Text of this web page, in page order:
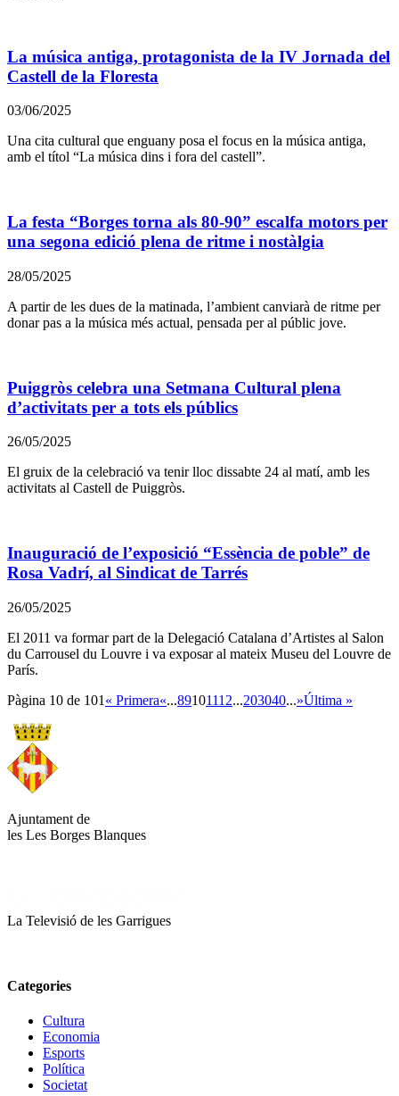
La música antiga, protagonista de la IV Jornada del
Castell de la Floresta
03/06/2025
Una cita cultural que enguany posa el focus en la música antiga,
amb el títol “La música dins i fora del castell”.
La festa “Borges torna als 80-90” escalfa motors per
una segona edició plena de ritme i nostàlgia
28/05/2025
A partir de les dues de la matinada, l’ambient canviarà de ritme per
donar pas a la música més actual, pensada per al públic jove.
Puiggròs celebra una Setmana Cultural plena
d’activitats per a tots els públics
26/05/2025
El gruix de la celebració va tenir lloc dissabte 24 al matí, amb les
activitats al Castell de Puiggròs.
Inauguració de l’exposició “Essència de poble” de
Rosa Vadrí, al Sindicat de Tarrés
26/05/2025
El 2011 va formar part de la Delegació Catalana d’Artistes al Salon
du Carrousel du Louvre i va exposar al mateix Museu del Louvre de
París.
Pàgina 10 de 101 « Primera«...89101112...203040...»Última »
Ajuntament de
les Les Borges Blanques
La Televisió de les Garrigues
Categories
Cultura
Economia
Esports
Política
Societat